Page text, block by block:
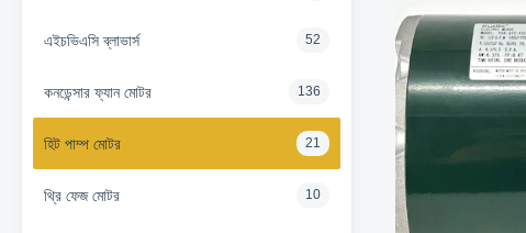
এইচভিএসি ব্লাভার্স 52
কনডেন্সার ফ্যান মোটর 136
হিট পাম্প মোটর 21
থ্রি ফেজ মোটর 10